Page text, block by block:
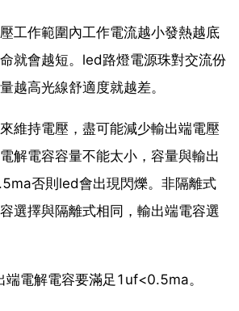
工作範圍內工作電流越小發熱越底
就會越短。led路燈電源珠對交流份
越高光線舒適度就越差。
維持電壓，盡可能減少輸出端電壓
解電容容量不能太小，容量與輸出
否則led會出現閃爍。非隔離式
選擇與隔離式相同，輸出端電容選
電解電容要滿足1uf<0.5ma。